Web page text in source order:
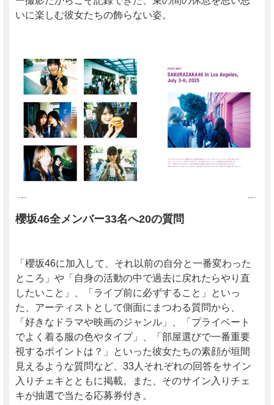
いに楽しむ彼女たちの飾らない姿。
櫻坂46全メンバー33名へ20の質問
「櫻坂46に加入して、それ以前の自分と一番変わった
ところ」や「自身の活動の中で過去に戻れたらやり直
したいこと」、「ライブ前に必ずすること」といっ
た、アーティストとして側面にまつわる質問から、
「好きなドラマや映画のジャンル」、「プライベート
でよく着る服の色やタイプ」、「部屋選びで一番重要
視するポイントは？」といった彼女たちの素顔が垣間
見えるような質問など、33人それぞれの回答をサイン
入りチェキとともに掲載。また、そのサイン入りチェ
キが抽選で当たる応募券付き。